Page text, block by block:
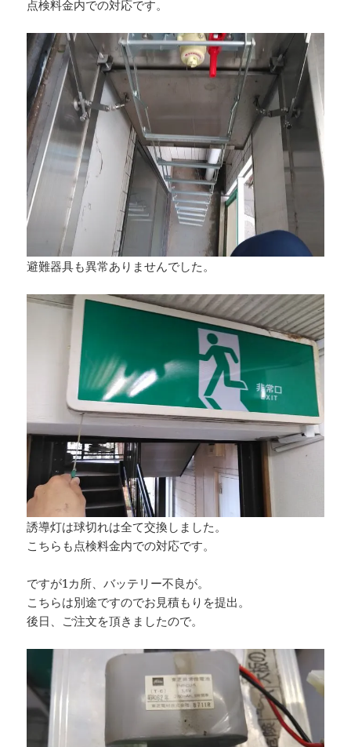
点検料金内での対応です。
避難器具も異常ありませんでした。
誘導灯は球切れは全て交換しました。
こちらも点検料金内での対応です。
ですが1カ所、バッテリー不良が。
こちらは別途ですのでお見積もりを提出。
後日、ご注文を頂きましたので。